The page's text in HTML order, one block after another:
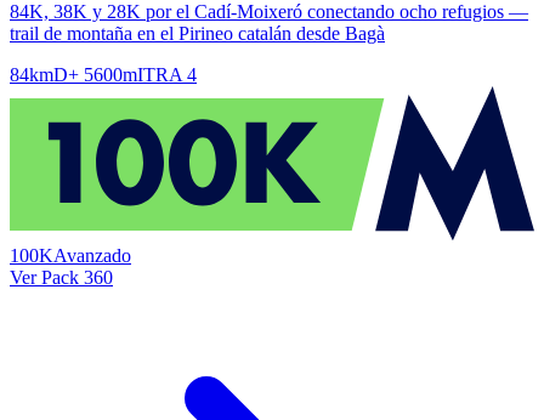
84K, 38K y 28K por el Cadí-Moixeró conectando ocho refugios —
trail de montaña en el Pirineo catalán desde Bagà
84kmD+ 5600mITRA 4
100KAvanzado
Ver Pack 360